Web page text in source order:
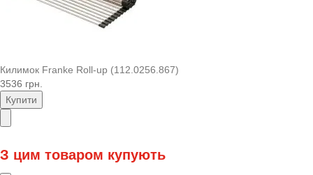
Килимок Franke Roll-up (112.0256.867)
3536 грн.
Купити
З цим товаром купують